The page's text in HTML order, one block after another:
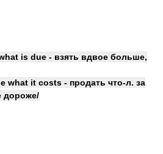
is due - взять вдвое больше,
what it costs - продать что-л. за
дороже/